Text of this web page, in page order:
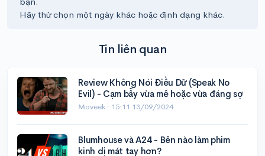
Hãy thử chọn một ngày khác hoặc định dạng khác.
Tin liên quan
Review Không Nói Điều Dữ (Speak No
Evil) - Cạm bẫy vừa mê hoặc vừa đáng sợ
Moveek · 15:11 13/09/2024
Blumhouse và A24 - Bên nào làm phim
kinh dị mát tay hơn?